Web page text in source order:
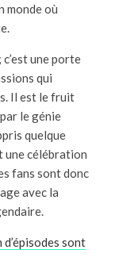
monde où
c’est une porte
qui
Il est le fruit
le génie
quelque
une célébration
fans sont donc
avec la
d’épisodes sont